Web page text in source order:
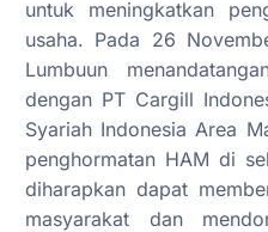
untuk meningkatkan
usaha. Pada 26
Lumbuun
dengan PT Cargill
Syariah Indonesia Area
penghormatan HAM di
diharapkan dapat
masyarakat dan